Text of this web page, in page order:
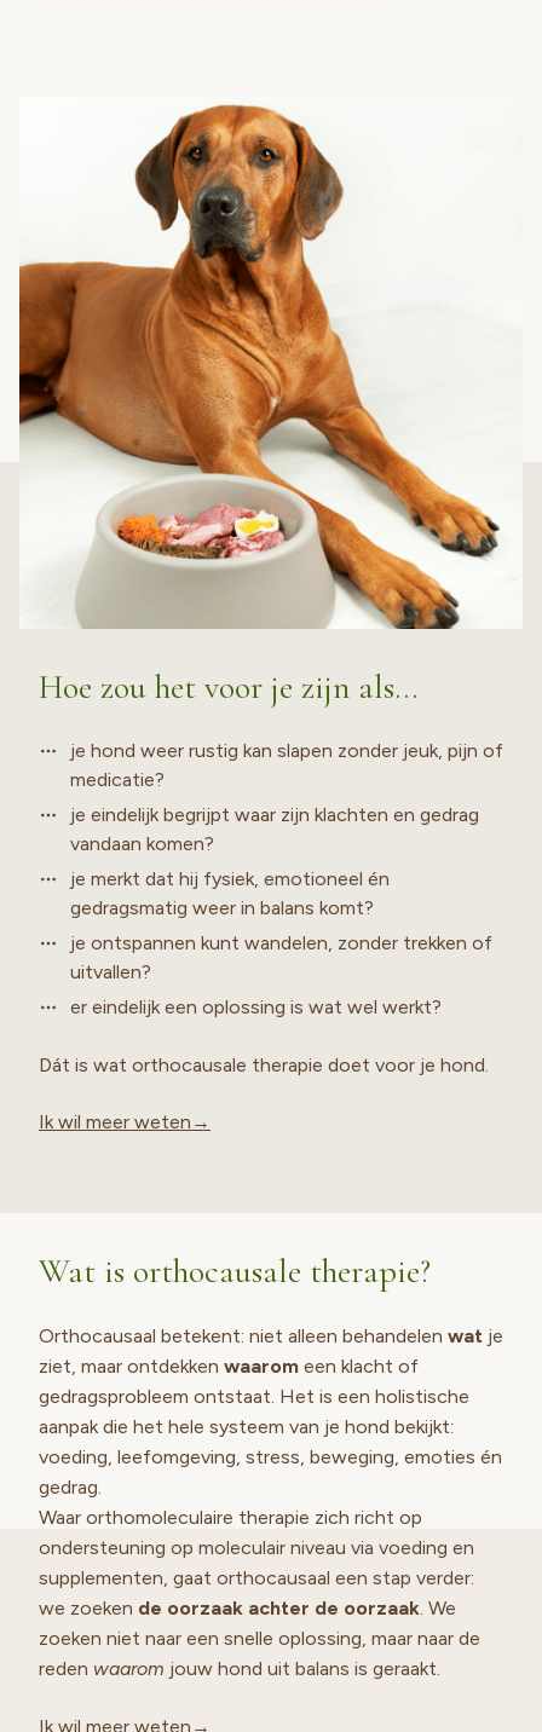
Hoe zou het voor je zijn als…
je hond weer rustig kan slapen zonder jeuk, pijn of
medicatie?
je eindelijk begrijpt waar zijn klachten en gedrag
vandaan komen?
je merkt dat hij fysiek, emotioneel én
gedragsmatig weer in balans komt?
je ontspannen kunt wandelen, zonder trekken of
uitvallen?
er eindelijk een oplossing is wat wel werkt?
Dát is wat orthocausale therapie doet voor je hond.
Ik wil meer weten→
Wat is orthocausale therapie?
Orthocausaal betekent: niet alleen behandelen wat je
ziet, maar ontdekken waarom een klacht of
gedragsprobleem ontstaat. Het is een holistische
aanpak die het hele systeem van je hond bekijkt:
voeding, leefomgeving, stress, beweging, emoties én
gedrag.
Waar orthomoleculaire therapie zich richt op
ondersteuning op moleculair niveau via voeding en
supplementen, gaat orthocausaal een stap verder:
we zoeken de oorzaak achter de oorzaak . We
zoeken niet naar een snelle oplossing, maar naar de
reden waarom jouw hond uit balans is geraakt.
Ik wil meer weten→